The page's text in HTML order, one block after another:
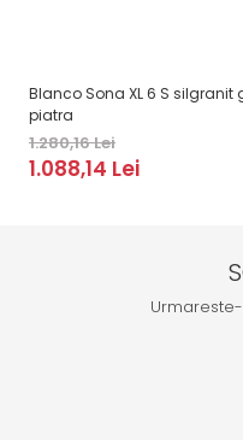
Blanco Sona XL 6 S silgranit
piatra
1.280,16 Lei
1.088,14 Lei